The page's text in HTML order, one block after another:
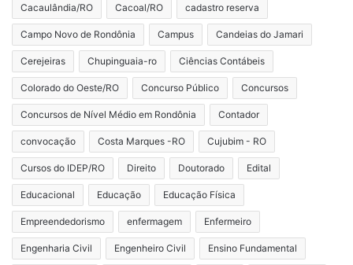
Cacaulândia/RO Cacoal/RO cadastro reserva
Campo Novo de Rondônia Campus Candeias do Jamari
Cerejeiras Chupinguaia-ro Ciências Contábeis
Colorado do Oeste/RO Concurso Público Concursos
Concursos de Nível Médio em Rondônia Contador
convocação Costa Marques -RO Cujubim - RO
Cursos do IDEP/RO Direito Doutorado Edital
Educacional Educação Educação Física
Empreendedorismo enfermagem Enfermeiro
Engenharia Civil Engenheiro Civil Ensino Fundamental